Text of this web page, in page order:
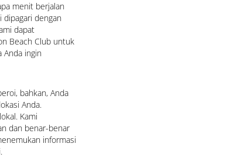
menit berjalan
dipagari dengan
dapat
Beach Club untuk
Anda ingin
bahkan, Anda
Anda.
Kami
dan benar-benar
informasi